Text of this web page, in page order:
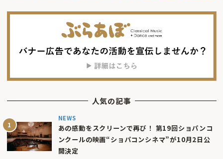
人気の記事
NEWS
あの感動をスクリーンで再び！ 第19回ショパンコ
ンクールの映画“ショパコンシネマ”が10月2日公
開決定